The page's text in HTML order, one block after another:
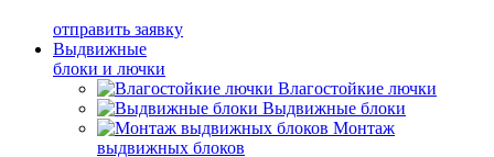
отправить заявку
Выдвижные
блоки и лючки
Влагостойкие лючки
Выдвижные блоки
Монтаж
выдвижных блоков